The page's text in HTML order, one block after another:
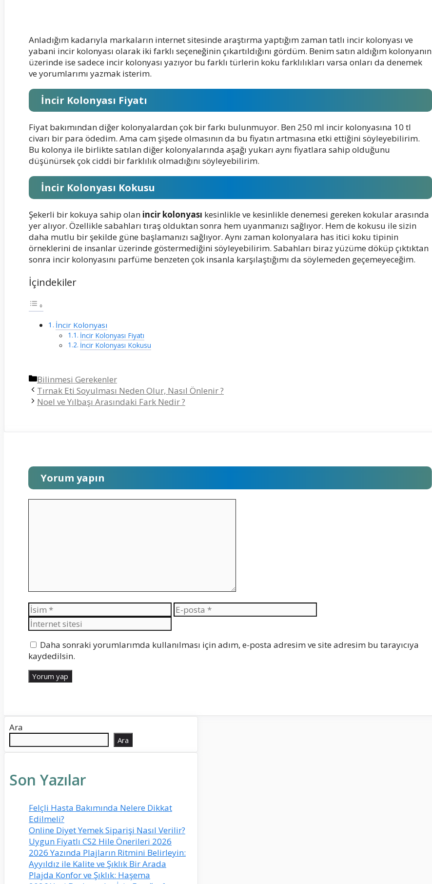
Anladığım kadarıyla markaların internet sitesinde araştırma yaptığım zaman tatlı incir kolonyası ve
yabani incir kolonyası olarak iki farklı seçeneğinin çıkartıldığını gördüm. Benim satın aldığım kolonyanın
üzerinde ise sadece incir kolonyası yazıyor bu farklı türlerin koku farklılıkları varsa onları da denemek
ve yorumlarımı yazmak isterim.
İncir Kolonyası Fiyatı
Fiyat bakımından diğer kolonyalardan çok bir farkı bulunmuyor. Ben 250 ml incir kolonyasına 10 tl
civarı bir para ödedim. Ama cam şişede olmasının da bu fiyatın artmasına etki ettiğini söyleyebilirim.
Bu kolonya ile birlikte satılan diğer kolonyalarında aşağı yukarı aynı fiyatlara sahip olduğunu
düşünürsek çok ciddi bir farklılık olmadığını söyleyebilirim.
İncir Kolonyası Kokusu
Şekerli bir kokuya sahip olan incir kolonyası kesinlikle ve kesinlikle denemesi gereken kokular arasında
yer alıyor. Özellikle sabahları tıraş olduktan sonra hem uyanmanızı sağlıyor. Hem de kokusu ile sizin
daha mutlu bir şekilde güne başlamanızı sağlıyor. Aynı zaman kolonyalara has itici koku tipinin
örneklerini de insanlar üzerinde göstermediğini söyleyebilirim. Sabahları biraz yüzüme döküp çıktıktan
sonra incir kolonyasını parfüme benzeten çok insanla karşılaştığımı da söylemeden geçemeyeceğim.
İçindekiler
İncir Kolonyası
İncir Kolonyası Fiyatı
İncir Kolonyası Kokusu
Kategoriler
Bilinmesi Gerekenler
Tırnak Eti Soyulması Neden Olur, Nasıl Önlenir ?
Noel ve Yılbaşı Arasındaki Fark Nedir ?
Yorum yapın
İsim
E-
posta
sitesi
Daha sonraki yorumlarımda kullanılması için adım, e-posta adresim ve site adresim bu tarayıcıya
kaydedilsin.
Ara
Ara
Son Yazılar
Felçli Hasta Bakımında Nelere Dikkat
Edilmeli?
Online Diyet Yemek Siparişi Nasıl Verilir?
Uygun Fiyatlı CS2 Hile Önerileri 2026
2026 Yazında Plajların Ritmini Belirleyin:
Ayyıldız ile Kalite ve Şıklık Bir Arada
Plajda Konfor ve Şıklık: Haşema